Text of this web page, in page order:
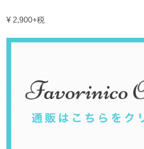
¥ 2,900+税